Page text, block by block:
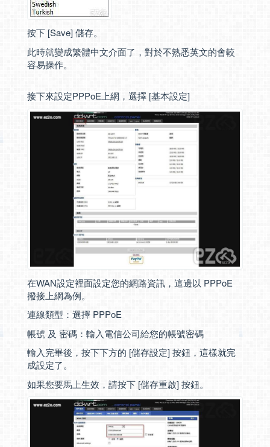
按下 [Save] 儲存。
此時就變成繁體中文介面了，對於不熟悉英文的會較
容易操作。
接下來設定PPPoE上網，選擇 [基本設定]
在WAN設定裡面設定您的網路資訊，這邊以 PPPoE
撥接上網為例。
連線類型：選擇 PPPoE
帳號 及 密碼：輸入電信公司給您的帳號密碼
輸入完畢後，按下下方的 [儲存設定] 按鈕，這樣就完
成設定了。
如果您要馬上生效，請按下 [儲存重啟] 按鈕。